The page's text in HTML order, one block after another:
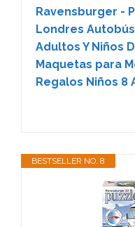
Ravensburger -
Londres
Adultos Y Niños
Maquetas para
Regalos Niños 8
BESTSELLER NO. 8